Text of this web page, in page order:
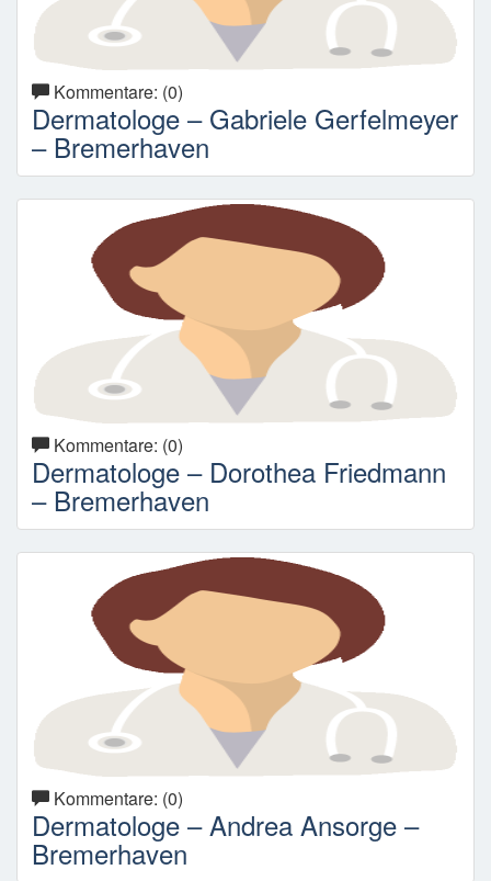
Kommentare: (0)
Dermatologe – Gabriele Gerfelmeyer
– Bremerhaven
Kommentare: (0)
Dermatologe – Dorothea Friedmann
– Bremerhaven
Kommentare: (0)
Dermatologe – Andrea Ansorge –
Bremerhaven